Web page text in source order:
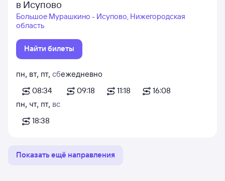
в Исупово
Большое Мурашкино - Исупово, Нижегородская
область
Найти билеты
пн, вт, пт, сб
08:34
ежедневно
09:18
11:18
16:08
пн, чт, пт, вс
18:38
Показать ещё направления